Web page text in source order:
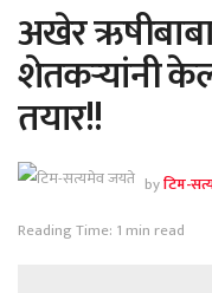
अखेर ऋषीबाबा
शेतकऱ्यांनी
तयार!!
byटिम-
Reading Time: 1 min read